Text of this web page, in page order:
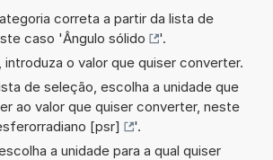
correta a partir da lista de
caso 'Ângulo sólido
'.
introduza o valor que quiser converter.
de seleção, escolha a unidade que
ao valor que quiser converter, neste
[psr]
'.
a unidade para a qual quiser